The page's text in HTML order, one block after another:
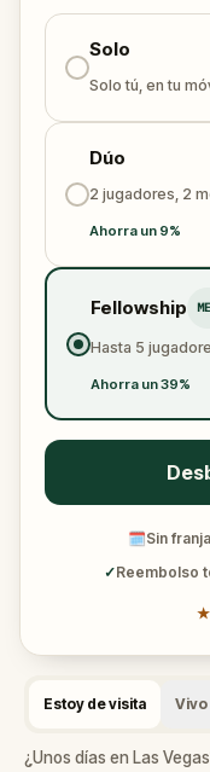
Solo
Solo tú, en tu
Dúo
2 jugadores, 2
Ahorra un 9%
Fellowship
Hasta 5
Ahorra un 39%
🗓Sin
✓Reembolso
★
Estoy de visita Vivo
¿Unos días en Las